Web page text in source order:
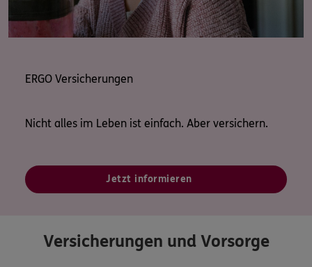
ERGO Versicherungen
Nicht alles im Leben ist einfach. Aber versichern.
Jetzt informieren
Versicherungen und Vorsorge